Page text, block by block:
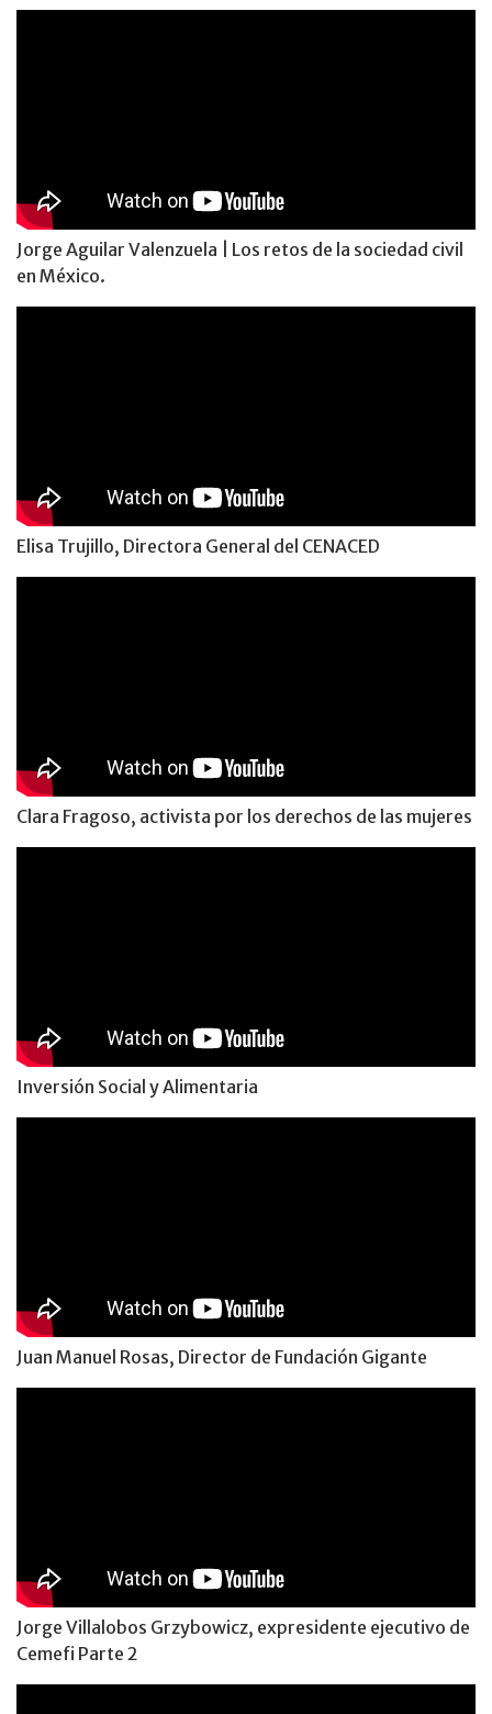
Jorge Aguilar Valenzuela | Los retos de la sociedad civil
en México.
Elisa Trujillo, Directora General del CENACED
Clara Fragoso, activista por los derechos de las mujeres
Inversión Social y Alimentaria
Juan Manuel Rosas, Director de Fundación Gigante
Jorge Villalobos Grzybowicz, expresidente ejecutivo de
Cemefi Parte 2